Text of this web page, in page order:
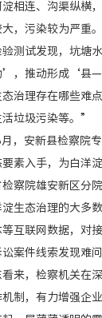
连、沟渠纵横，
，污染较为严重。
试发现，坑塘水
’，推动形成‘县—
理存在哪些难点
垃圾污染等。”
安新县检察院专
素入手，为白洋
院雄安新区分院
态治理的大多数线
等互联网数据，对
案件线索发现难问
，检察机关在深
制，有力增强企